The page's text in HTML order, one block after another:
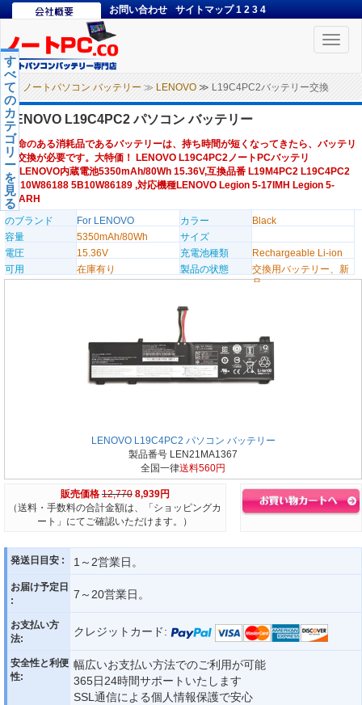
お問い合わせ サイトマップ 1 2 3 4
Toggle
ノートパソコン バッテリー ≫ LENOVO ≫ L19C4PC2バッテリー交換
す
べ
て
の
カ
テ
ゴ
リ
ー
を
見
る
LENOVO L19C4PC2 パソコン バッテリー
寿命のある消耗品であるバッテリーは、持ち時間が短くなってきたら、バッテリ
ー交換が必要です。大特価！ LENOVO L19C4PC2ノートPCバッテリ
ー,LENOVO内蔵電池5350mAh/80Wh 15.36V,互換品番 L19M4PC2 L19C4PC2
5B10W86188 5B10W86189 ,対応機種LENOVO Legion 5-17IMH Legion 5-
17ARH
のブランド
For LENOVO カラー
Black
容量
5350mAh/80Wh
サイズ
電圧
15.36V 充電池種類
Rechargeable Li-ion
可用
在庫有り 製品の状態
交換用バッテリー、新
品
LENOVO L19C4PC2 パソコン バッテリー
製品番号 LEN21MA1367
全国一律送料560円
販売価格 12,770 8,939円
（送料・手数料の合計金額は、「ショッピングカ
ート」にてご確認いただけます。）
発送日目安 : 1～2営業日。
お届け予定日
:
7～20営業日。
お支払い方
法:
クレジットカード:
安全性と利便
性:
幅広いお支払い方法でのご利用が可能
365日24時間サポートいたします
SSL通信による個人情報保護で安心